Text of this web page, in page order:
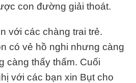
con đường giải thoát.
với các chàng trai trẻ.
có vẻ hồ nghi nhưng càng
càng thấy thấm. Cuối
với các bạn xin Bụt cho